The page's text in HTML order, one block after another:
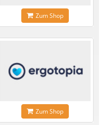
Zum Shop
Zum Shop